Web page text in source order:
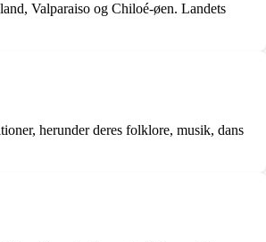
Valparaiso og Chiloé-øen. Landets
herunder deres folklore, musik, dans